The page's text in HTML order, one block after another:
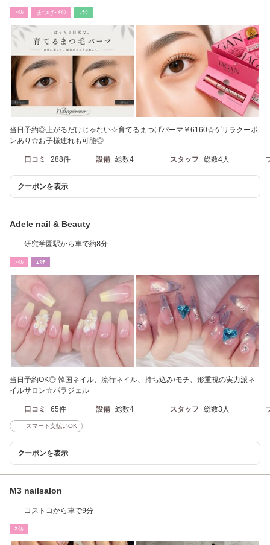
ﾈｲﾙ まつげ･ﾒｲｸ ﾘﾗｸ
当日予約◎上がるだけじゃない☆育てるまつげパーマ￥6160☆ゲリラクーポ
ンあり☆お子様連れも可能◎
口コミ 288件 設備 総数4 スタッフ 総数4人
クーポンを表示
Adele nail & Beauty
研究学園駅から車で約8分
ﾈｲﾙ ｴｽﾃ
当日予約OK◎ 韓国ネイル、流行ネイル、持ち込み/モチ、形重視の実力派ネ
イルサロン☆パラジェル
口コミ 65件 設備 総数4 スタッフ 総数3人
スマート支払いOK
クーポンを表示
M3 nailsalon
コストコから車で9分
ﾈｲﾙ